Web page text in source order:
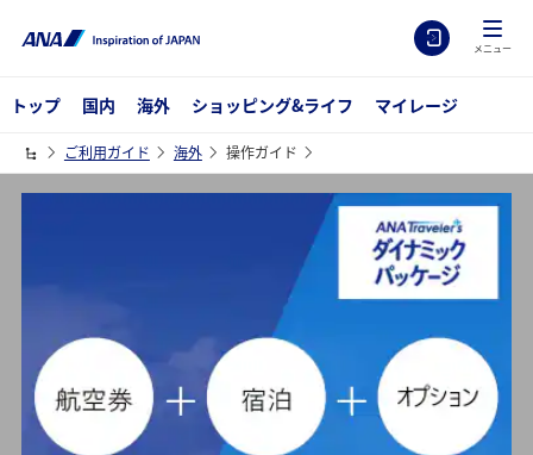
メニュー
トップ 国内 海外 ショッピング&ライフ マイレージ
ご利用ガイド 海外 操作ガイド